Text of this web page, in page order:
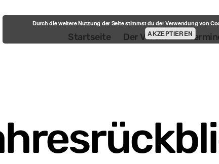
Startseite Der Verein
Durch die weitere Nutzung der Seite stimmst du der Verwendung von
AKZEPTIEREN